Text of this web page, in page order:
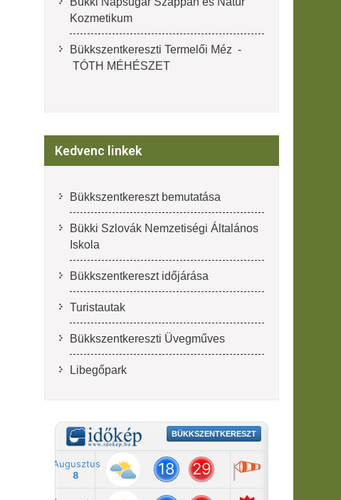
Kozmetikum
Bükkszentkereszti Termelői Méz -
TÓTH MÉHÉSZET
Kedvenc linkek
Bükkszentkereszt bemutatása
Bükki Szlovák Nemzetiségi Általános
Iskola
Bükkszentkereszt időjárása
Turistautak
Bükkszentkereszti Üvegműves
Libegőpark